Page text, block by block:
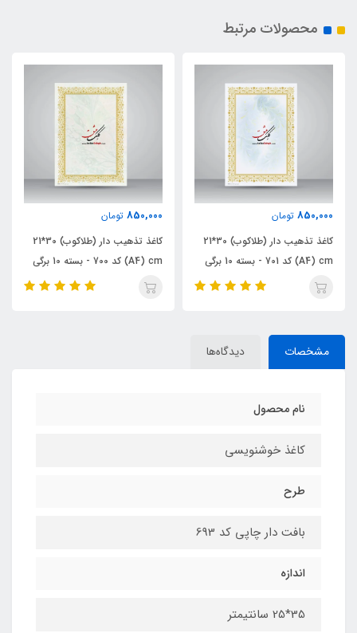
محصولات مرتبط
کاغذ تذهیب دار (طلاکوب) 30*21
850,000
کاغذ تذهیب دار (طلاکوب) 30*21
A4) cm) کد 700 - بسته 10 برگی
95,000
852 - بسته 10 برگی
مشخصات دیدگاه‌ها
نام محصول
کاغذ خوشنویسی
طرح
بافت دار چاپی کد 693
اندازه
35*25 سانتیمتر